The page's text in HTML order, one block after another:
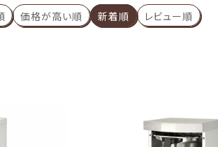
価格が高い順 新着順 レビュー順